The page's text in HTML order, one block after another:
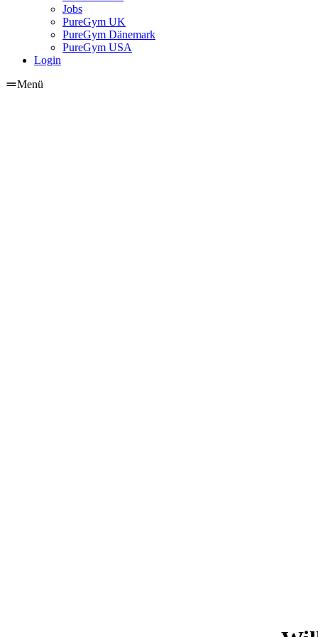
Jobs
PureGym UK
PureGym Dänemark
PureGym USA
Login
Menü